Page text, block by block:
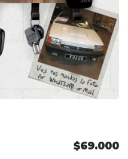
$69.000